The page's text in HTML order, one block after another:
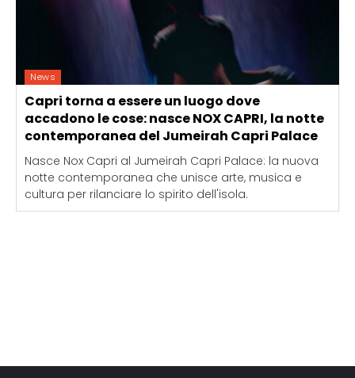
News
Capri torna a essere un luogo dove
accadono le cose: nasce NOX CAPRI, la notte
contemporanea del Jumeirah Capri Palace
Nasce Nox Capri al Jumeirah Capri Palace: la nuova
notte contemporanea che unisce arte, musica e
cultura per rilanciare lo spirito dell'isola.